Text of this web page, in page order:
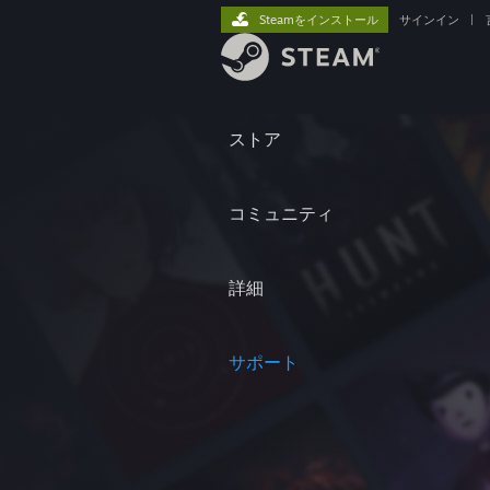
ストア
コミュニティ
詳細
サポート
Steamをインストール サインイン